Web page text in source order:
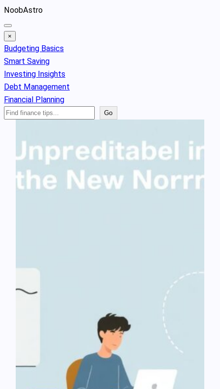
Skip
to
content
NoobAstro
×
Budgeting Basics
Smart Saving
Investing Insights
Debt Management
Financial Planning
Search
Go